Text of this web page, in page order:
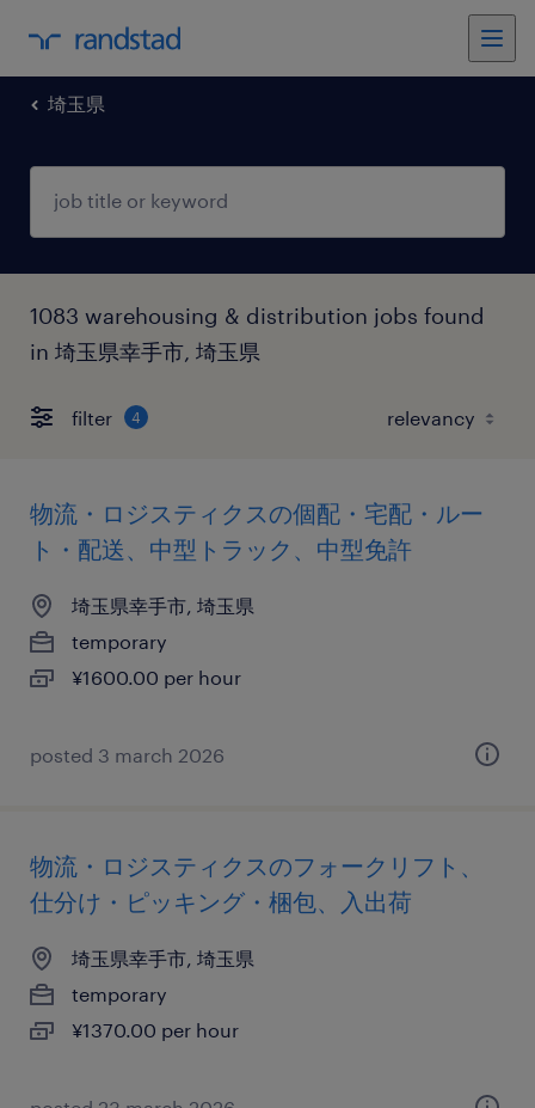
埼玉県
1083 warehousing & distribution jobs found
in 埼玉県幸手市, 埼玉県
filter 4
物流・ロジスティクスの個配・宅配・ルー
ト・配送、中型トラック、中型免許
埼玉県幸手市, 埼玉県
temporary
¥1600.00 per hour
posted 3 march 2026
物流・ロジスティクスのフォークリフト、
仕分け・ピッキング・梱包、入出荷
埼玉県幸手市, 埼玉県
temporary
¥1370.00 per hour